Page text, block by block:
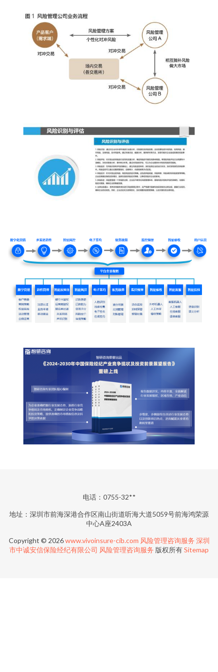
电话：0755-32**
地址：深圳市前海深港合作区南山街道听海大道5059号前海鸿荣源
中心A座2403A
Copyright © 2026www.vivoinsure-cib.com 风险管理咨询服务 深圳
市中诚安信保险经纪有限公司 风险管理咨询服务 版权所有Sitemap